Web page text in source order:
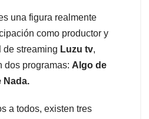
una figura realmente
como productor y
de streaming Luzu tv,
dos programas: Algo de
Nada.
a todos, existen tres